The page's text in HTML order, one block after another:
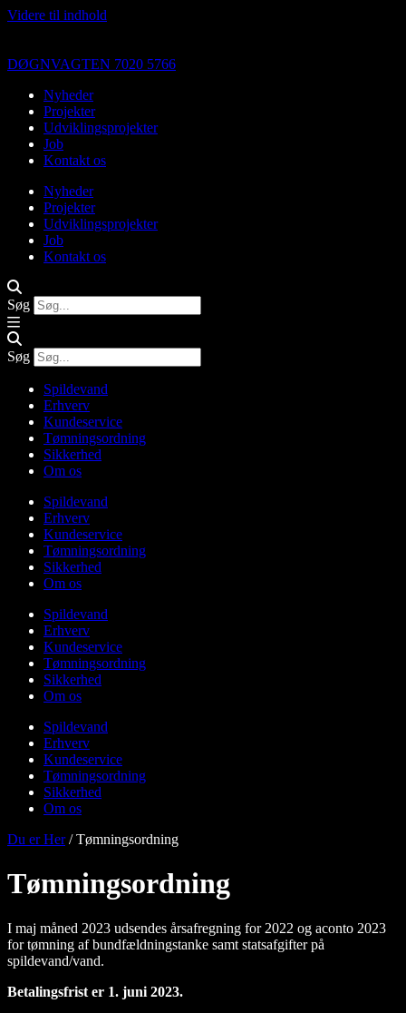
Videre til indhold
DØGNVAGTEN 7020 5766
Nyheder
Projekter
Udviklingsprojekter
Job
Kontakt os
Nyheder
Projekter
Udviklingsprojekter
Job
Kontakt os
Søg
Søg
Spildevand
Erhverv
Kundeservice
Tømningsordning
Sikkerhed
Om os
Spildevand
Erhverv
Kundeservice
Tømningsordning
Sikkerhed
Om os
Spildevand
Erhverv
Kundeservice
Tømningsordning
Sikkerhed
Om os
Spildevand
Erhverv
Kundeservice
Tømningsordning
Sikkerhed
Om os
Du er Her/Tømningsordning
Tømningsordning
I maj måned 2023 udsendes årsafregning for 2022 og aconto 2023
for tømning af bundfældningstanke samt statsafgifter på
spildevand/vand.
Betalingsfrist er 1. juni 2023.